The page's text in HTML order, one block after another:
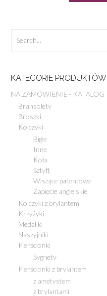
KATEGORIE PRODUKTÓW
NA ZAMÓWIENIE - KATALOG
Bransolety
Broszki
Kolczyki
Bigle
Inne
Koła
Sztyft
Wiszące patentowe
Zapięcie angielskie
Kolczyki z brylantem
Krzyżyki
Medaliki
Naszyjniki
Pierścionki
Sygnety
Pierścionki z brylantem
z ametystem
z brylantami